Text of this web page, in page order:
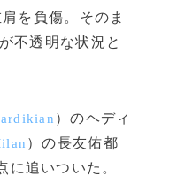
を負傷。そのま
不透明な状況と
）のヘディ
）の長友佑都
に追いついた。